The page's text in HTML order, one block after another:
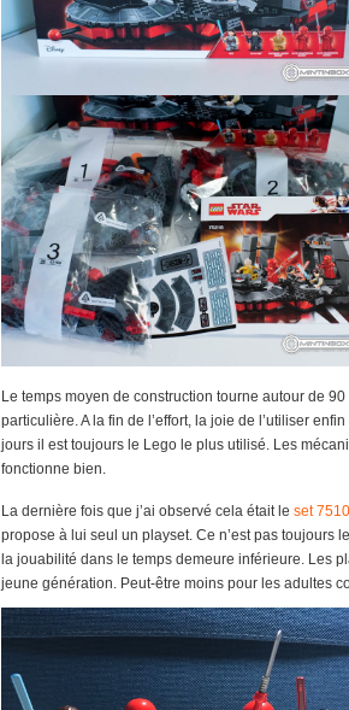
Le temps moyen de construction tourne autour de
particulière. A la fin de l’effort, la joie de l’utiliser
jours il est toujours le Lego le plus utilisé. Les
fonctionne bien.
La dernière fois que j’ai observé cela était le set
propose à lui seul un playset. Ce n’est pas toujours
la jouabilité dans le temps demeure inférieure. Les
jeune génération. Peut-être moins pour les adultes